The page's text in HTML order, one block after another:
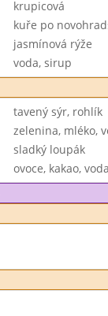
krupicová
kuře po
jasmínová rýže
voda, sirup
tavený sýr, rohlík
zelenina, mléko,
sladký loupák
ovoce, kakao,